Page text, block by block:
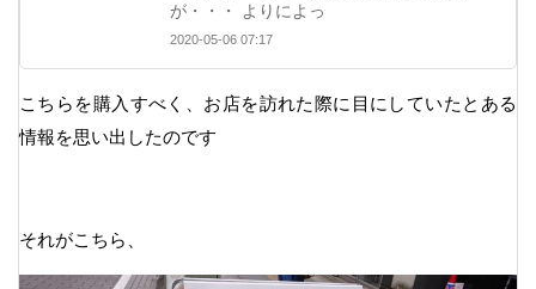
が・・・ よりによっ
2020-05-06 07:17
こちらを購入すべく、お店を訪れた際に目にしていたとある
情報を思い出したのです
それがこちら、